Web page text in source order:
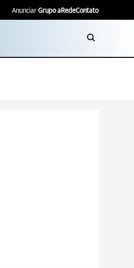
Anunciar Grupo aRedeContato